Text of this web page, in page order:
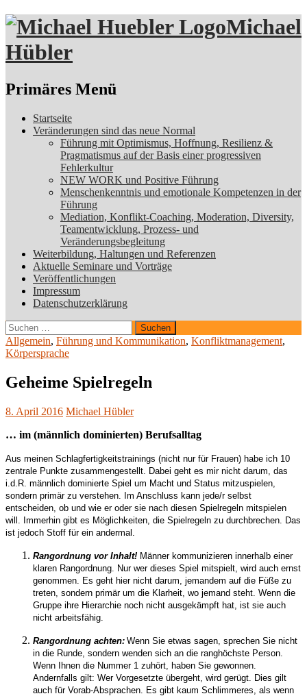
Michael
Hübler
Suchen
Primäres Menü
Zum
Inhalt
Startseite
Veränderungen sind das neue Normal
Führung mit Optimismus, Hoffnung, Resilienz &
Pragmatismus auf der Basis einer progressiven
Fehlerkultur
NEW WORK und Positive Führung
Menschenkenntnis und emotionale Kompetenzen in der
Führung
Mediation, Konflikt-Coaching, Moderation, Diversity,
Teamentwicklung, Prozess- und
Veränderungsbegleitung
Weiterbildung, Haltungen und Referenzen
Aktuelle Seminare und Vorträge
Veröffentlichungen
Impressum
Datenschutzerklärung
Suchen
nach:
Allgemein, Führung und Kommunikation, Konfliktmanagement,
Körpersprache
Geheime Spielregeln
8. April 2016 Michael Hübler
… im (männlich dominierten) Berufsalltag
Aus meinen Schlagfertigkeitstrainings (nicht nur für Frauen) habe ich 10
zentrale Punkte zusammengestellt. Dabei geht es mir nicht darum, das
i.d.R. männlich dominierte Spiel um Macht und Status mitzuspielen,
sondern primär zu verstehen. Im Anschluss kann jede/r selbst
entscheiden, ob und wie er oder sie nach diesen Spielregeln mitspielen
will. Immerhin gibt es Möglichkeiten, die Spielregeln zu durchbrechen. Das
ist jedoch Stoff für ein andermal.
Rangordnung vor Inhalt! Männer kommunizieren innerhalb einer
klaren Rangordnung. Nur wer dieses Spiel mitspielt, wird auch ernst
genommen. Es geht hier nicht darum, jemandem auf die Füße zu
treten, sondern primär um die Klarheit, wo jemand steht. Wenn die
Gruppe ihre Hierarchie noch nicht ausgekämpft hat, ist sie auch
nicht arbeitsfähig.
Rangordnung achten: Wenn Sie etwas sagen, sprechen Sie nicht
in die Runde, sondern wenden sich an die ranghöchste Person.
Wenn Ihnen die Nummer 1 zuhört, haben Sie gewonnen.
Andernfalls gilt: Wer Vorgesetzte übergeht, wird gerügt. Dies gilt
auch für Vorab-Absprachen. Es gibt kaum Schlimmeres, als wenn